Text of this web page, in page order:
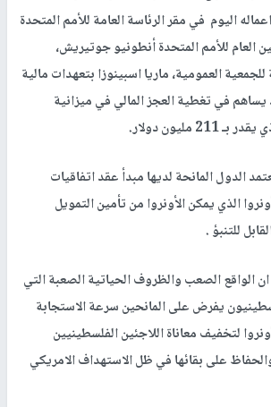
اليوم في مقر الرئاسة العامة للأمم المتحدة
العام للأمم المتحدة أنطونيو جوتيريش،
العمومية، ماريا اسبينوزا بتعهدات مالية
في تغطية العجز المالي في ميزانية
مليون دولار.
الدول المانحة لديها مبدأ عقد اتفاقيات
الذي يمكن الأونروا من تأمين التمويل
للتنبؤ .
الواقع الصعب والظروف الحياتية الصعبة التي
يفرض على المانحين سرعة الاستجابة
لتخفيف معاناة اللاجئين الفلسطينيين
على بقائها في ظل الاستهداف الامريكي